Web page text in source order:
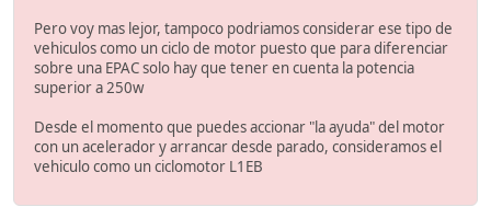
Pero voy mas lejor, tampoco podriamos considerar ese tipo de
vehiculos como un ciclo de motor puesto que para diferenciar
sobre una EPAC solo hay que tener en cuenta la potencia
superior a 250w
Desde el momento que puedes accionar "la ayuda" del motor
con un acelerador y arrancar desde parado, consideramos el
vehiculo como un ciclomotor L1EB